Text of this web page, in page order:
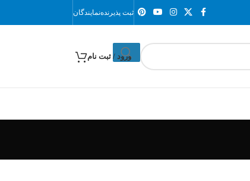
ثبت پذیرندهنمایندگان
ورود / ثبت نام